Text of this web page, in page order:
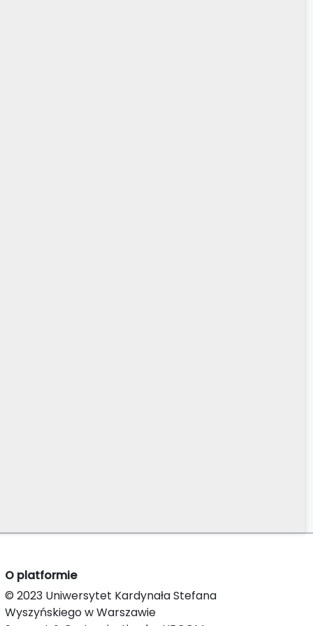
O platformie
© 2023 Uniwersytet Kardynała Stefana
Wyszyńskiego w Warszawie